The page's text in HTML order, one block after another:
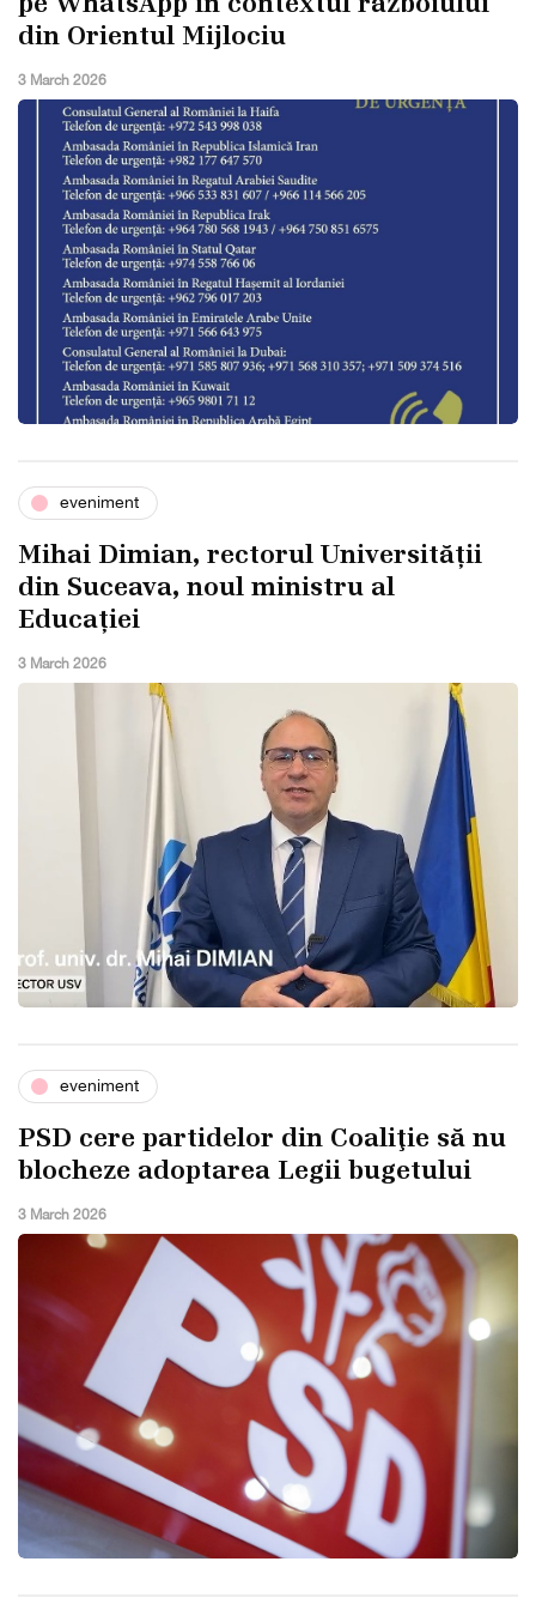
din Orientul Mijlociu
3 March 2026
eveniment
Mihai Dimian, rectorul Universității
din Suceava, noul ministru al
Educației
3 March 2026
eveniment
PSD cere partidelor din Coaliţie să nu
blocheze adoptarea Legii bugetului
3 March 2026